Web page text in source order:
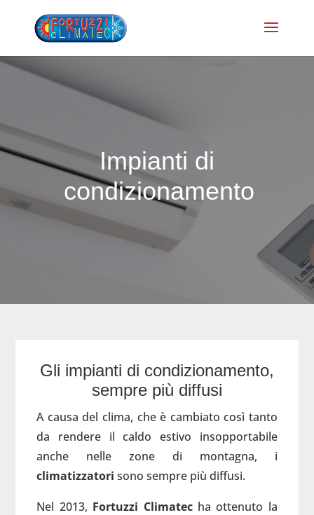
Impianti di
condizionamento
Gli impianti di condizionamento,
sempre più diffusi
A causa del clima, che è cambiato così tanto
da rendere il caldo estivo insopportabile
anche nelle zone di montagna, i
climatizzatori sono sempre più diffusi.
Nel 2013, Fortuzzi Climatecha ottenuto la